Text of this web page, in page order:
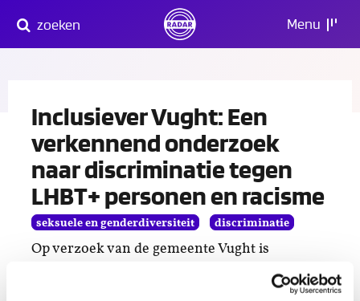
naar
content
zoeken Menu
Inclusiever Vught: Een
verkennend onderzoek
naar discriminatie tegen
LHBT+ personen en racisme
seksuele en genderdiversiteit discriminatie
Op verzoek van de gemeente Vught is
antidiscriminatiebureau RADAR aan de slag
gegaan met een onderzoek naar anti-LHBT+-